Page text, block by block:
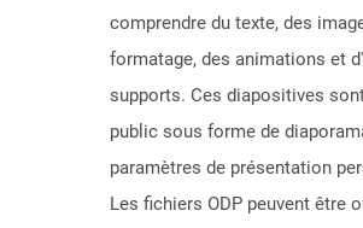
comprendre du texte, des
formatage, des animations et
supports. Ces diapositives
public sous forme de
paramètres de présentation
Les fichiers ODP peuvent être